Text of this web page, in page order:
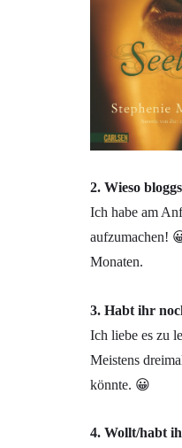
2. Wieso
Ich habe am
aufzumachen!
Monaten.
3. Habt ihr
Ich liebe es zu
Meistens
könnte. 😀
4. Wollt/habt